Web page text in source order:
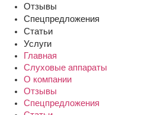
Отзывы
Спецпредложения
Статьи
Услуги
Главная
Слуховые аппараты
О компании
Отзывы
Спецпредложения